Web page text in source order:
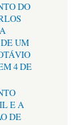
DO
UM
4 DE
E A
DE